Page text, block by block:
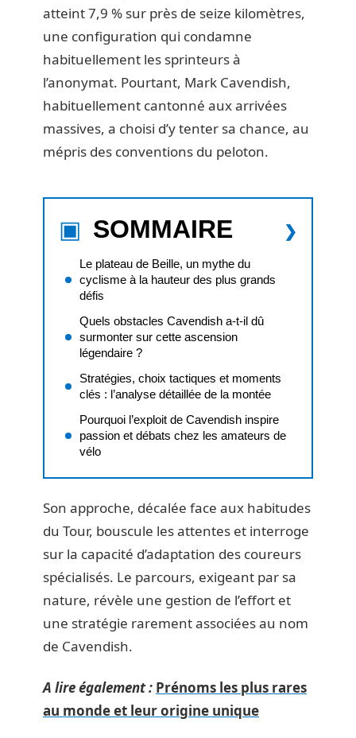
atteint 7,9 % sur près de seize kilomètres,
une configuration qui condamne
habituellement les sprinteurs à
l’anonymat. Pourtant, Mark Cavendish,
habituellement cantonné aux arrivées
massives, a choisi d’y tenter sa chance, au
mépris des conventions du peloton.
SOMMAIRE
Le plateau de Beille, un mythe du
cyclisme à la hauteur des plus grands
défis
Quels obstacles Cavendish a-t-il dû
surmonter sur cette ascension
légendaire ?
Stratégies, choix tactiques et moments
clés : l’analyse détaillée de la montée
Pourquoi l’exploit de Cavendish inspire
passion et débats chez les amateurs de
vélo
Son approche, décalée face aux habitudes
du Tour, bouscule les attentes et interroge
sur la capacité d’adaptation des coureurs
spécialisés. Le parcours, exigeant par sa
nature, révèle une gestion de l’effort et
une stratégie rarement associées au nom
de Cavendish.
A lire également : Prénoms les plus rares
au monde et leur origine unique